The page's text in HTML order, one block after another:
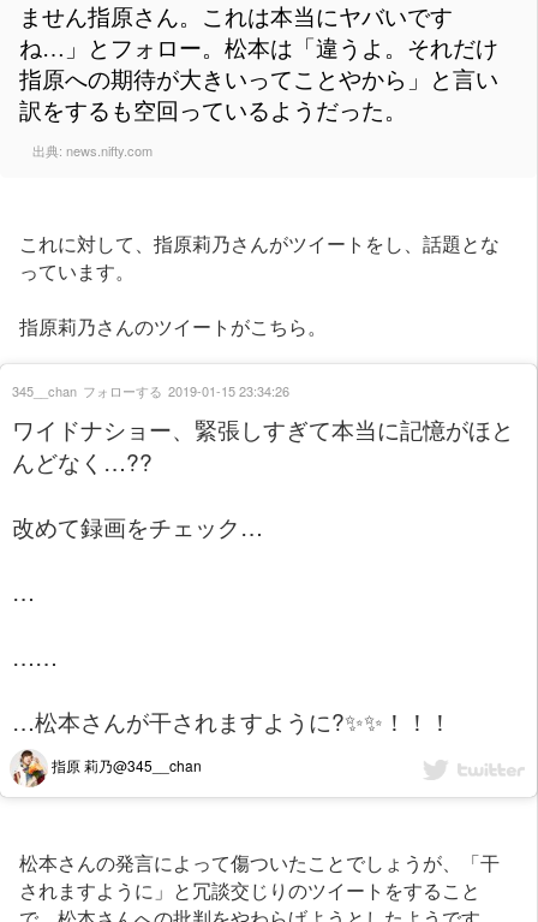
ません指原さん。これは本当にヤバいです
ね…」とフォロー。松本は「違うよ。それだけ
指原への期待が大きいってことやから」と言い
訳をするも空回っているようだった。
出典: news.nifty.com
これに対して、指原莉乃さんがツイートをし、話題とな
っています。
指原莉乃さんのツイートがこちら。
ワイドナショー、緊張しすぎて本当に記憶がほと
んどなく…??
改めて録画をチェック…
…
……
…松本さんが干されますように?✨✨！！！
指原 莉乃@345__chan
345__chan フォローする 2019-01-15 23:34:26
松本さんの発言によって傷ついたことでしょうが、「干
されますように」と冗談交じりのツイートをすること